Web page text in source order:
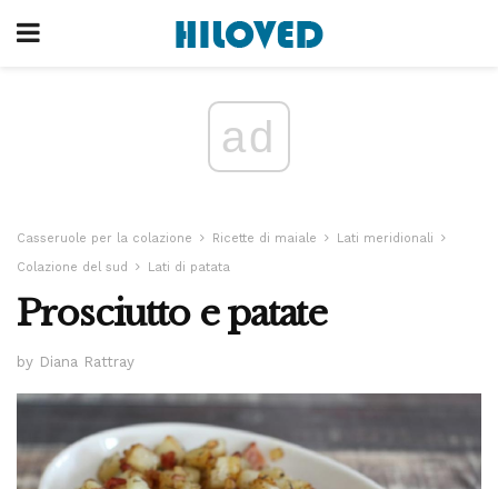
ad
Casseruole per la colazione Ricette di maiale
Lati meridionali
Colazione del sud
Lati di patata
Prosciutto e patate
by Diana Rattray